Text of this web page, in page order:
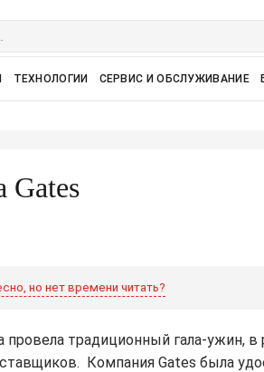
ТЕХНОЛОГИИ СЕРВИС И ОБСЛУЖИВАНИЕ
Gates
но нет времени читать?
провела традиционный гала-ужин, в
Компания Gates была